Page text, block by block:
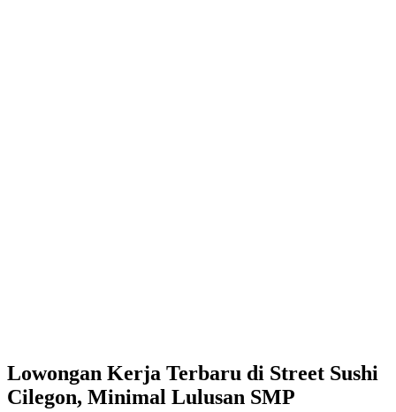
Lowongan Kerja Terbaru di Street Sushi
Cilegon, Minimal Lulusan SMP